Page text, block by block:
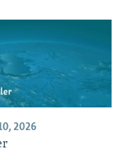
2026